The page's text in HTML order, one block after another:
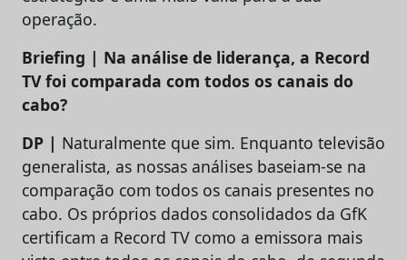
operação.
Briefing | Na análise de liderança, a Record
TV foi comparada com todos os canais do
cabo?
DP | Naturalmente que sim. Enquanto televisão
generalista, as nossas análises baseiam-se na
comparação com todos os canais presentes no
cabo. Os próprios dados consolidados da GfK
certificam a Record TV como a emissora mais